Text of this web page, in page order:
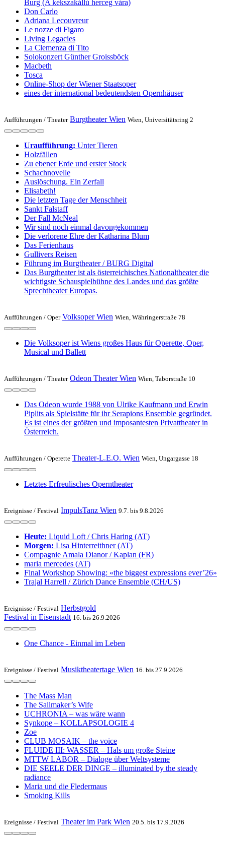
Burg (A kékszakállú herceg vára)
Don Carlo
Adriana Lecouvreur
Le nozze di Figaro
Living Legacies
La Clemenza di Tito
Solo­konzert Günther Groissböck
Macbeth
Tosca
Online-Shop der Wiener Staatsoper
eines der international bedeutendsten Opernhäuser
Aufführungen / Theater Burgtheater Wien Wien, Universitätsring 2
Uraufführung: Unter Tieren
Holzfällen
Zu ebener Erde und erster Stock
Schachnovelle
Auslöschung. Ein Zerfall
Elisabeth!
Die letzten Tage der Menschheit
Sankt Falstaff
Der Fall McNeal
Wir sind noch einmal davongekommen
Die verlorene Ehre der Katharina Blum
Das Ferienhaus
Gullivers Reisen
Führung im Burgtheater / BURG Digital
Das Burgtheater ist als österreichisches Nationaltheater die
wichtigste Schauspielbühne des Landes und das größte
Sprechtheater Europas.
Aufführungen / Oper Volksoper Wien Wien, Währingerstraße 78
Die Volksoper ist Wiens großes Haus für Operette, Oper,
Musical und Ballett
Aufführungen / Theater Odeon Theater Wien Wien, Taborstraße 10
Das Odeon wurde 1988 von Ulrike Kaufmann und Erwin
Piplits als Spielstätte für ihr Serapions Ensemble gegründet.
Es ist eines der größten und imposantesten Privattheater in
Österreich.
Aufführungen / Operette Theater-L.E.O. Wien Wien, Ungargasse 18
Letztes Erfreulisches Operntheater
Ereignisse / Festival ImpulsTanz Wien 9.7. bis 9.8.2026
Heute: Liquid Loft / Chris Haring (AT)
Morgen: Lisa Hinterreithner (AT)
Compagnie Amala Dianor / Kaplan (FR)
maria mercedes (AT)
Final Workshop Showing: «the biggest expressions ever’26»
Trajal Harrell / Zürich Dance Ensemble (CH/US)
Ereignisse / Festival Herbstgold
Festival in Eisenstadt 16. bis 26.9.2026
One Chance - Einmal im Leben
Ereignisse / Festival Musiktheatertage Wien 16. bis 27.9.2026
The Mass Man
The Sailmaker’s Wife
UCHRONIA – was wäre wann
Synkope – KOLLAPSOLOGIE 4
Zoe
CLUB MOSAIK – the voice
FLUIDE III: WASSER – Hals um große Steine
MTTW LABOR – Dialoge über Weltsysteme
DIE SEELE DER DINGE – illuminated by the steady
radiance
Maria und die Fledermaus
Smoking Kills
Ereignisse / Festival Theater im Park Wien 20.5. bis 17.9.2026